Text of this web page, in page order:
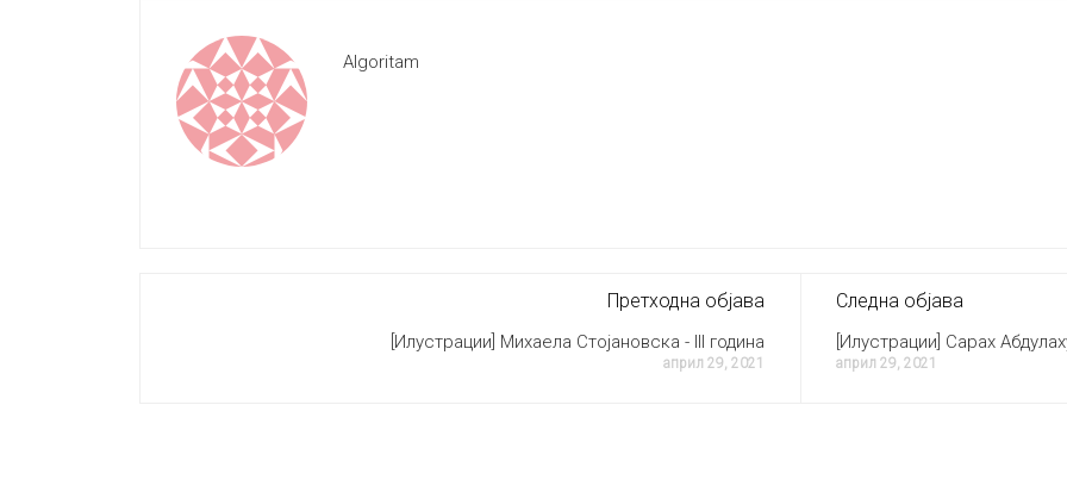
Algoritam
Претходна објава
[Илустрации] Михаела Стојановска - III година
април 29, 2021
Следна објава
[Илустрации] Сарах
април 29, 2021